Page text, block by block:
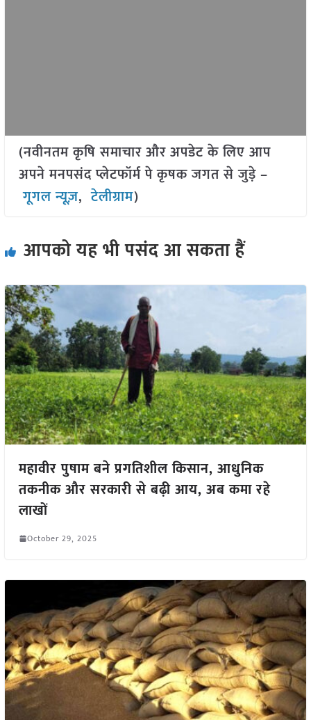
(नवीनतम कृषि समाचार और अपडेट के लिए आप
अपने मनपसंद प्लेटफॉर्म पे कृषक जगत से जुड़े –
गूगल न्यूज़,टेलीग्राम)
आपको यह भी पसंद आ सकता हैं
महावीर पुषाम बने प्रगतिशील किसान, आधुनिक
तकनीक और सरकारी से बढ़ी आय, अब कमा रहे
लाखों
October 29, 2025